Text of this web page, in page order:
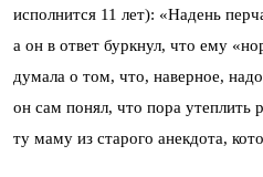
исполнится 11 лет): «Надень
а он в ответ буркнул, что ему
думала о том, что, наверное,
он сам понял, что пора утеплить
ту маму из старого анекдота,